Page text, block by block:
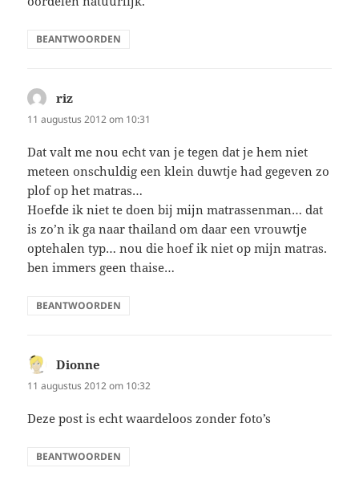
BEANTWOORDEN
riz
11 augustus 2012 om 10:31
Dat valt me nou echt van je tegen dat je hem niet
meteen onschuldig een klein duwtje had gegeven zo
plof op het matras…
Hoefde ik niet te doen bij mijn matrassenman… dat
is zo’n ik ga naar thailand om daar een vrouwtje
optehalen typ… nou die hoef ik niet op mijn matras.
ben immers geen thaise…
BEANTWOORDEN
Dionne
11 augustus 2012 om 10:32
Deze post is echt waardeloos zonder foto’s
BEANTWOORDEN